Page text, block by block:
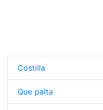
Costilla
Que palta